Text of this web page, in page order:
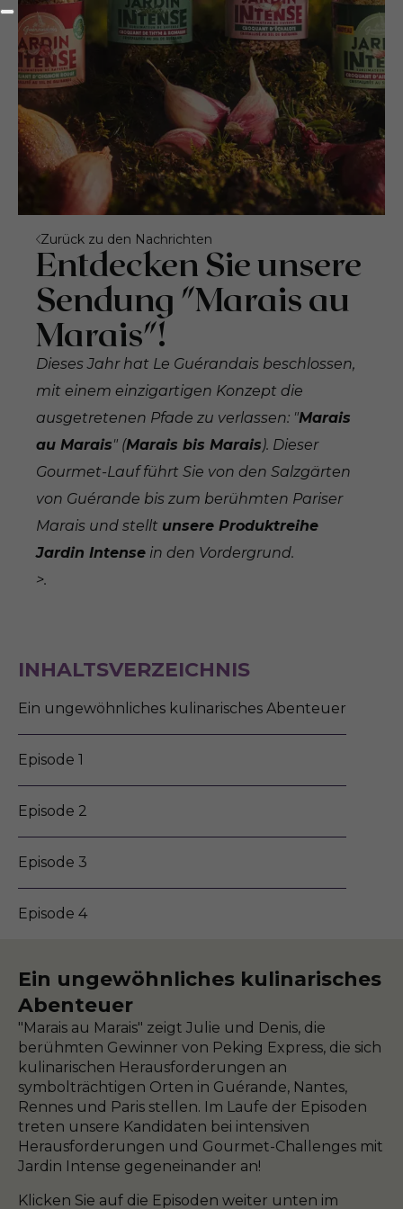
Zurück zu den Nachrichten
Entdecken Sie unsere
Sendung "Marais au
Marais"!
Dieses Jahr hat Le Guérandais beschlossen,
mit einem einzigartigen Konzept die
ausgetretenen Pfade zu verlassen: "Marais
au Marais" (Marais bis Marais). Dieser
Gourmet-Lauf führt Sie von den Salzgärten
von Guérande bis zum berühmten Pariser
Marais und stellt unsere Produktreihe
Jardin Intense in den Vordergrund.
>.
INHALTSVERZEICHNIS
Ein ungewöhnliches kulinarisches Abenteuer
Episode 1
Episode 2
Episode 3
Episode 4
Ein ungewöhnliches kulinarisches
Abenteuer
"Marais au Marais" zeigt Julie und Denis, die
berühmten Gewinner von Peking Express, die sich
kulinarischen Herausforderungen an
symbolträchtigen Orten in Guérande, Nantes,
Rennes und Paris stellen. Im Laufe der Episoden
treten unsere Kandidaten bei intensiven
Herausforderungen und Gourmet-Challenges mit
Jardin Intense gegeneinander an!
Klicken Sie auf die Episoden weiter unten im